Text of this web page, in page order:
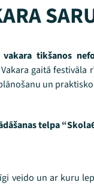
tikšanos
gaitā
un
telpa
veido un ar kuru